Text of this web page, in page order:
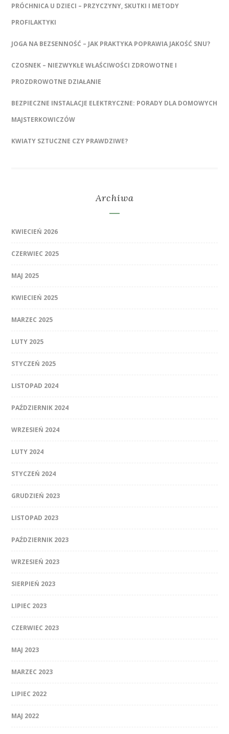
PRÓCHNICA U DZIECI – PRZYCZYNY, SKUTKI I METODY
PROFILAKTYKI
JOGA NA BEZSENNOŚĆ – JAK PRAKTYKA POPRAWIA JAKOŚĆ SNU?
CZOSNEK – NIEZWYKŁE WŁAŚCIWOŚCI ZDROWOTNE I
PROZDROWOTNE DZIAŁANIE
BEZPIECZNE INSTALACJE ELEKTRYCZNE: PORADY DLA DOMOWYCH
MAJSTERKOWICZÓW
KWIATY SZTUCZNE CZY PRAWDZIWE?
Archiwa
KWIECIEŃ 2026
CZERWIEC 2025
MAJ 2025
KWIECIEŃ 2025
MARZEC 2025
LUTY 2025
STYCZEŃ 2025
LISTOPAD 2024
PAŹDZIERNIK 2024
WRZESIEŃ 2024
LUTY 2024
STYCZEŃ 2024
GRUDZIEŃ 2023
LISTOPAD 2023
PAŹDZIERNIK 2023
WRZESIEŃ 2023
SIERPIEŃ 2023
LIPIEC 2023
CZERWIEC 2023
MAJ 2023
MARZEC 2023
LIPIEC 2022
MAJ 2022